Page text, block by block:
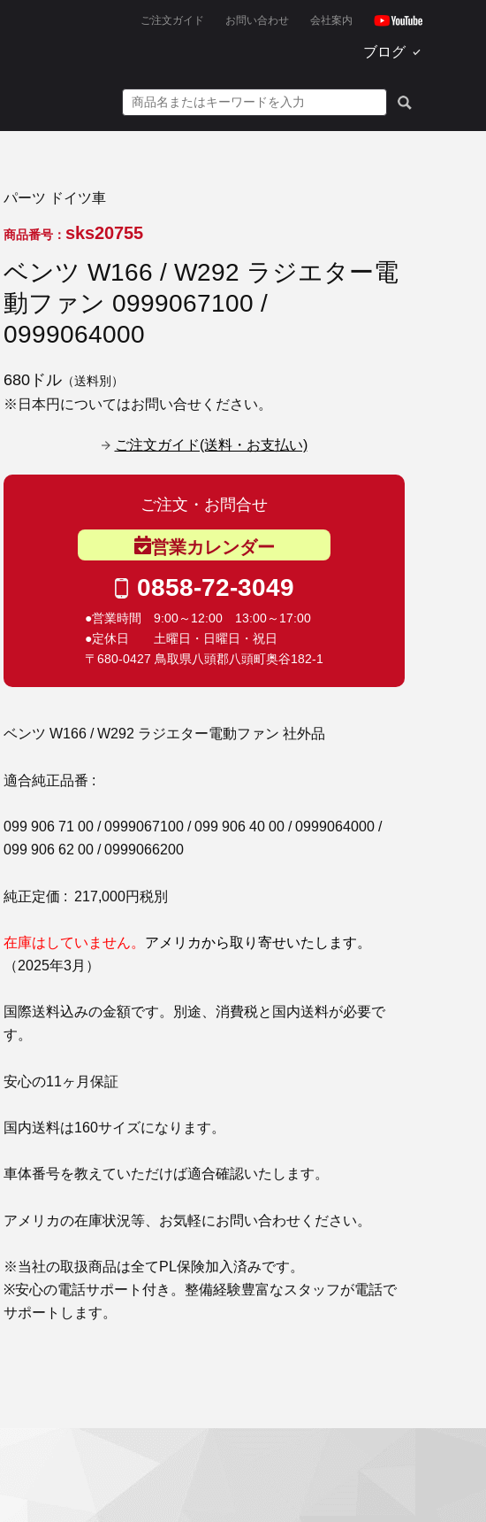
ご注文ガイド お問い合わせ 会社案内
ブログ
パーツ ドイツ車
商品番号： sks20755
ベンツ W166 / W292 ラジエター電
動ファン 0999067100 /
0999064000
680ドル （送料別）
※日本円についてはお問い合せください。
ご注文ガイド(送料・お支払い)
ご注文・お問合せ
営業カレンダー
0858-72-3049
●営業時間 9:00～12:00 13:00～17:00
●定休日 土曜日・日曜日・祝日
〒680-0427 鳥取県八頭郡八頭町奥谷182-1
ベンツ W166 / W292 ラジエター電動ファン 社外品
適合純正品番 :
099 906 71 00 / 0999067100 / 099 906 40 00 / 0999064000 /
099 906 62 00 / 0999066200
純正定価 : 217,000円税別
在庫はしていません。 アメリカから取り寄せいたします。
（2025年3月）
国際送料込みの金額です。別途、消費税と国内送料が必要で
す。
安心の11ヶ月保証
国内送料は160サイズになります。
車体番号を教えていただけば適合確認いたします。
アメリカの在庫状況等、お気軽にお問い合わせください。
※当社の取扱商品は全てPL保険加入済みです。
※安心の電話サポート付き。整備経験豊富なスタッフが電話で
サポートします。